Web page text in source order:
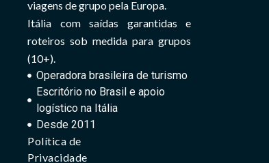
viagens de grupo pela Europa.
Itália com saídas garantidas e
roteiros sob medida para grupos
(10+).
Operadora brasileira de turismo
Escritório no Brasil e apoio
logístico na Itália
Desde 2011
Política de
Privacidade